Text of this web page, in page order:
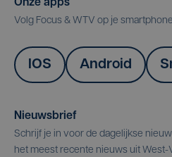
Onze apps
Volg Focus & WTV op je
IOS Android
Nieuwsbrief
Schrijf je in voor de dagelijkse
het meest recente nieuws uit West-